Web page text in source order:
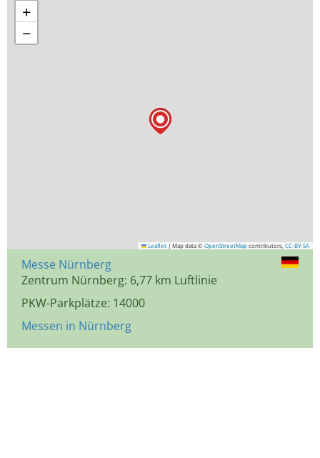
+
−
Leaflet | Map data © OpenStreetMap contributors, CC-BY-SA
Messe Nürnberg
Zentrum Nürnberg: 6,77 km Luftlinie
PKW-Parkplätze: 14000
Messen in Nürnberg